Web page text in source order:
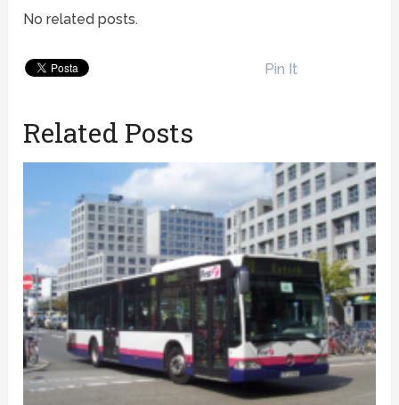
No related posts.
Pin It
Related Posts